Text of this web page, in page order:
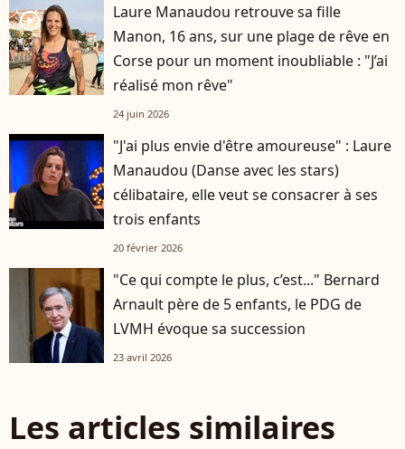
player2
Laure Manaudou retrouve sa fille
Manon, 16 ans, sur une plage de rêve en
Corse pour un moment inoubliable : "J’ai
réalisé mon rêve"
24 juin 2026
"J'ai plus envie d'être amoureuse" : Laure
Manaudou (Danse avec les stars)
célibataire, elle veut se consacrer à ses
trois enfants
20 février 2026
"Ce qui compte le plus, c’est..." Bernard
Arnault père de 5 enfants, le PDG de
LVMH évoque sa succession
23 avril 2026
Les articles similaires